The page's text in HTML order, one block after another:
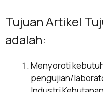
Tujuan Artikel
adalah:
Menyoroti
pengujian/